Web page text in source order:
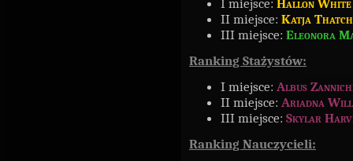
I miejsce: Hallon White
II miejsce: Katja
III miejsce: Eleonora
Ranking Stażystów:
I miejsce: Albus
II miejsce: Ariadna
III miejsce: Skylar
Ranking Nauczycieli: